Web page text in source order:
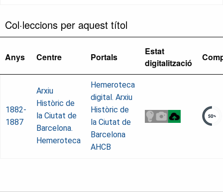
Col·leccions per aquest títol
Anys Centre Portals
Estat
digitalització
1882-
1887
Arxiu
Històric de
la Ciutat de
Barcelona.
Hemeroteca
Hemeroteca
digital. Arxiu
Històric de
la Ciutat de
Barcelona
AHCB